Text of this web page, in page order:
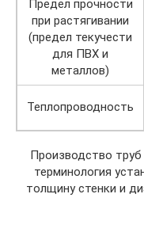
Предел прочности
при растягивании
(предел текучести
для ПВХ и
металлов)
Теплопроводность
Производство
терминология
толщину стенки и